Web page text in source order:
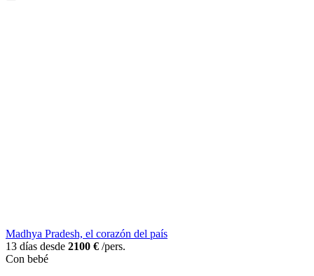
Madhya Pradesh, el corazón del país
13 días desde 2100 € /pers.
Con bebé